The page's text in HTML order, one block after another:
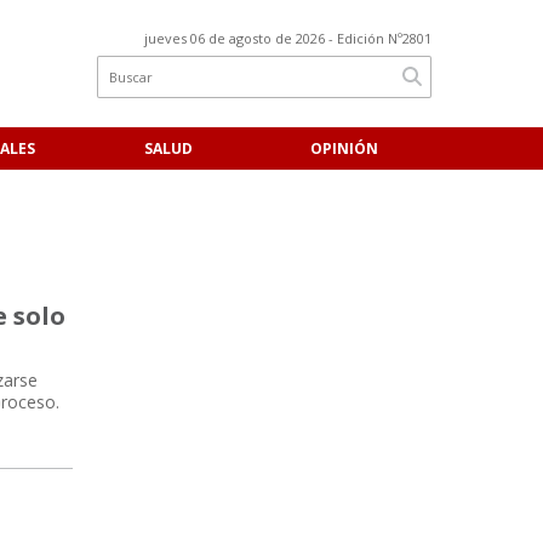
jueves 06 de agosto de 2026 - Edición Nº2801
SALUD OPINIÓN
solo